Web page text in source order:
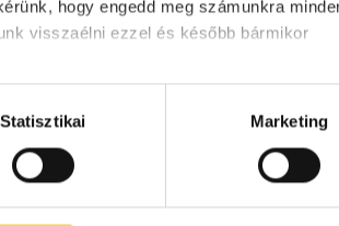
hogy engedd meg számunkra
visszaélni ezzel és később bármikor
Statisztikai Marketing
döntött az északi-sarkvidéki és az
felmelegedést. Negatív rekordot